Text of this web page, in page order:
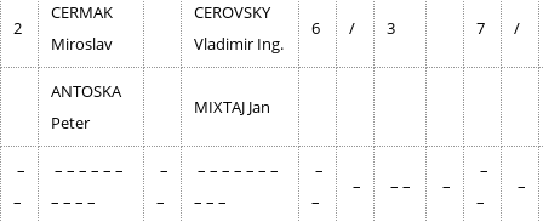
2
CERMAK
Miroslav
CEROVSKY
Vladimir Ing.
6 / 3 7 /
ANTOSKA
Peter
MIXTAJ Jan
–
–
– – – – – –
– – – –
–
–
– – – – – – –
– – –
–
–
– – – –
–
–
–